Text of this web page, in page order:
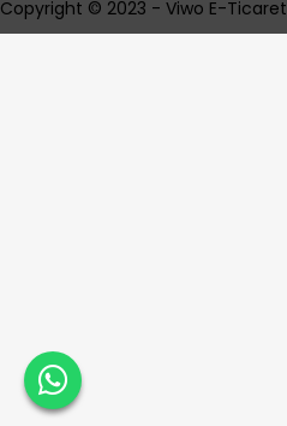
Copyright © 2023 - Viwo E-Ticaret